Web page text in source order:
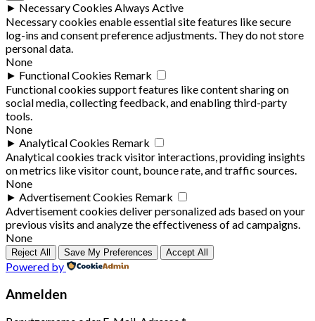
► Necessary Cookies Always Active
Necessary cookies enable essential site features like secure
log-ins and consent preference adjustments. They do not store
personal data.
None
► Functional Cookies Remark
Functional cookies support features like content sharing on
social media, collecting feedback, and enabling third-party
tools.
None
► Analytical Cookies Remark
Analytical cookies track visitor interactions, providing insights
on metrics like visitor count, bounce rate, and traffic sources.
None
► Advertisement Cookies Remark
Advertisement cookies deliver personalized ads based on your
previous visits and analyze the effectiveness of ad campaigns.
None
Reject All Save My Preferences Accept All
Powered by
Anmelden